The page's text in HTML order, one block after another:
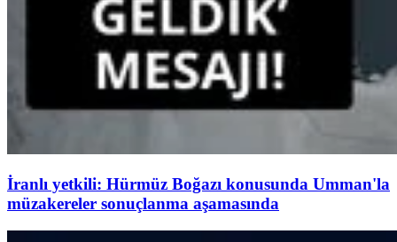
İranlı yetkili: Hürmüz Boğazı konusunda Umman'la
müzakereler sonuçlanma aşamasında